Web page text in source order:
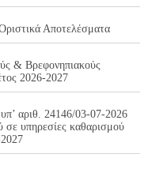
Αποτελέσματα
& Βρεφονηπιακούς
2026-2027
αριθ. 24146/03-07-2026
σε υπηρεσίες καθαρισμού